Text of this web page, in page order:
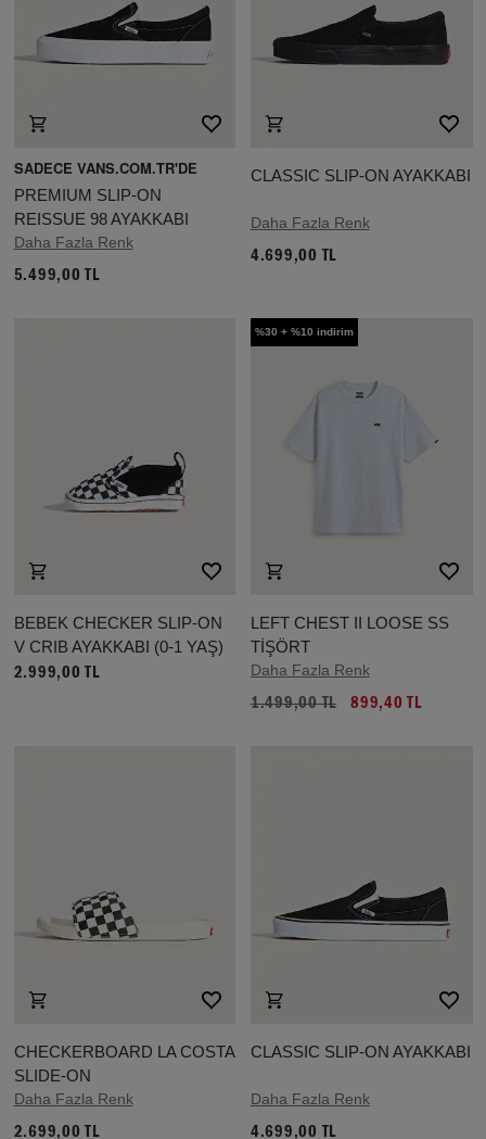
SADECE VANS.COM.TR'DE
PREMIUM SLIP-ON
REISSUE 98 AYAKKABI
Daha Fazla Renk
5.499,00 TL
CLASSIC SLIP-ON AYAKKABI
Daha Fazla Renk
4.699,00 TL
BEBEK CHECKER SLIP-ON
V CRIB AYAKKABI (0-1 YAŞ)
2.999,00 TL
%30 + %10 indirim
LEFT CHEST II LOOSE SS
TİŞÖRT
Daha Fazla Renk
1.499,00 TL 899,40 TL
CHECKERBOARD LA COSTA
SLIDE-ON
Daha Fazla Renk
2.699,00 TL
CLASSIC SLIP-ON AYAKKABI
Daha Fazla Renk
4.699,00 TL